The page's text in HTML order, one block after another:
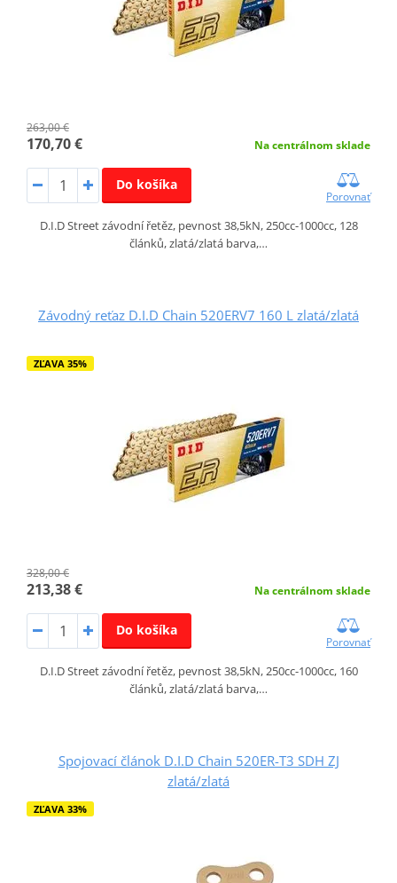
263,00 €
170,70 € Na centrálnom sklade
Do košíka
Porovnať
D.I.D Street závodní řetěz, pevnost 38,5kN, 250cc-1000cc, 128
článků, zlatá/zlatá barva,…
Závodný reťaz D.I.D Chain 520ERV7 160 L zlatá/zlatá
ZĽAVA 35%
328,00 €
213,38 € Na centrálnom sklade
Do košíka
Porovnať
D.I.D Street závodní řetěz, pevnost 38,5kN, 250cc-1000cc, 160
článků, zlatá/zlatá barva,…
Spojovací článok D.I.D Chain 520ER-T3 SDH ZJ
zlatá/zlatá
ZĽAVA 33%